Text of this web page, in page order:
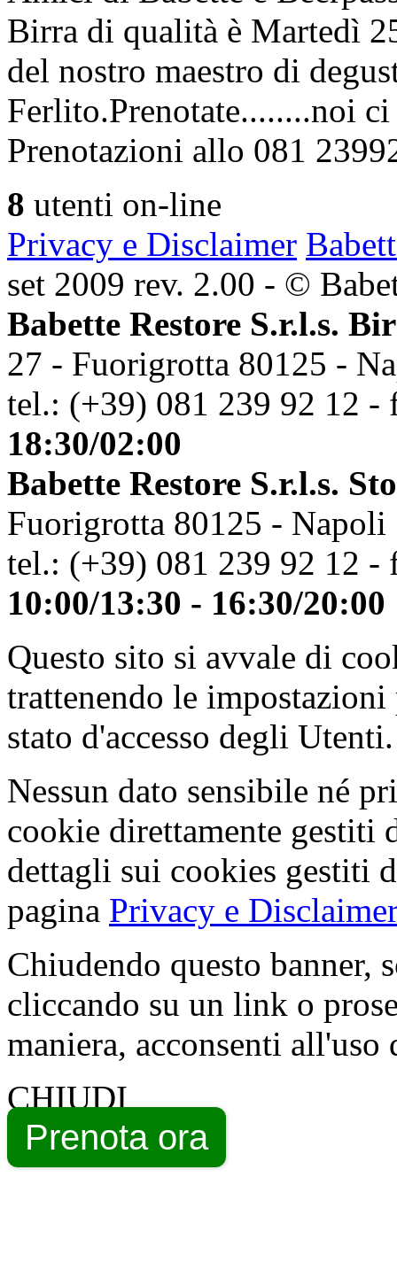
Birra di qualità è Martedì
del nostro maestro di
Ferlito.Prenotate........noi
Prenotazioni allo 081
8 utenti on-line
Privacy e Disclaimer
set 2009 rev. 2.00 - ©
Babette Restore S.r.l.s.
27 - Fuorigrotta 80125 -
tel.: (+39) 081 239 92 12 -
18:30/02:00
Babette Restore S.r.l.s.
Fuorigrotta 80125 - Napoli
tel.: (+39) 081 239 92 12 -
10:00/13:30 - 16:30/20:00
Questo sito si avvale di
trattenendo le
stato d'accesso degli Utenti.
Nessun dato sensibile né
cookie direttamente gestiti
dettagli sui cookies gestiti
pagina Privacy e Disclaimer
Chiudendo questo banner,
cliccando su un link o
maniera, acconsenti all'uso
CHIUDI
Prenota ora